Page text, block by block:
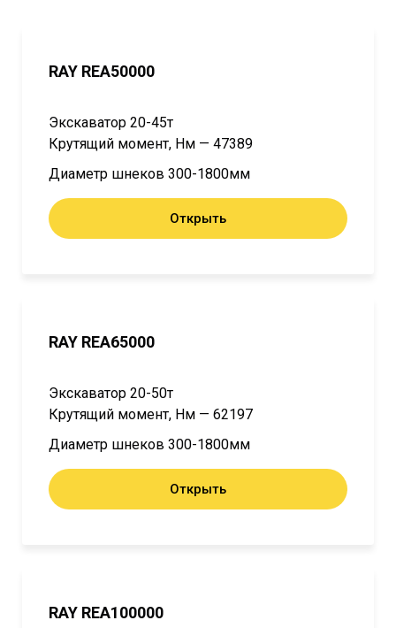
RAY REA50000
Экскаватор 20-45т
Крутящий момент, Нм — 47389
Диаметр шнеков 300-1800мм
Открыть
RAY REA65000
Экскаватор 20-50т
Крутящий момент, Нм — 62197
Диаметр шнеков 300-1800мм
Открыть
RAY REA100000